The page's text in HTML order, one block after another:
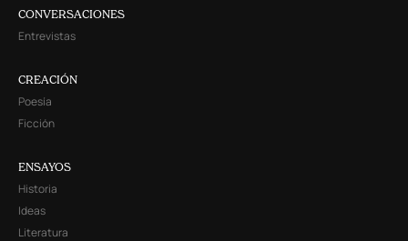
CONVERSACIONES
Entrevistas
CREACIÓN
Poesía
Ficción
ENSAYOS
Historia
Ideas
Literatura